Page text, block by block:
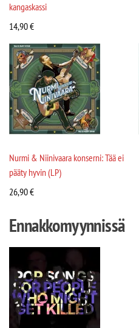
kangaskassi
14,90€
Nurmi & Niinivaara konserni: Tää ei
pääty hyvin (LP)
26,90€
Ennakkomyynnissä